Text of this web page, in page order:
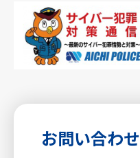
お問い合わせ